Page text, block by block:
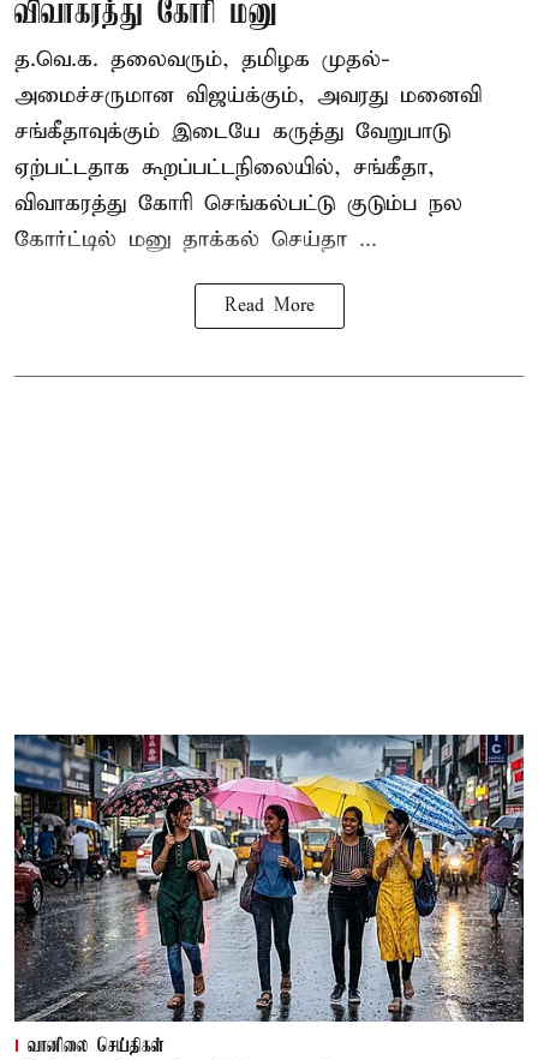
விவாகரத்து கோரி மனு
த.வெ.க. தலைவரும், தமிழக முதல்-
அமைச்சருமான விஜய்க்கும், அவரது மனைவி
சங்கீதாவுக்கும் இடையே கருத்து வேறுபாடு
ஏற்பட்டதாக கூறப்பட்டநிலையில், சங்கீதா,
விவாகரத்து கோரி செங்கல்பட்டு குடும்ப நல
கோர்ட்டில் மனு தாக்கல் செய்தா ...
Read More
வானிலை செய்திகள்